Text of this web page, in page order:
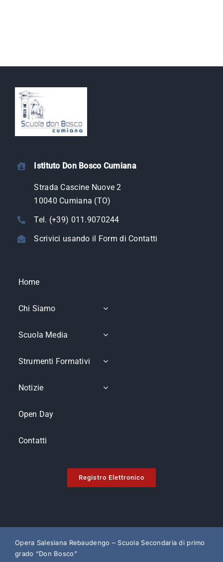
Istituto Don Bosco Cumiana
Strada Cascine Nuove 2
10040 Cumiana (TO)
Tel. (+39) 011.9070244
Scrivici usando il Form di Contatti
Home
Chi Siamo
Scuola Media
Strumenti Formativi
Notizie
Open Day
Contatti
Registro Elettronico
Opera Salesiana Rebaudengo – Scuola Secondaria di primo
grado “Don Bosco”